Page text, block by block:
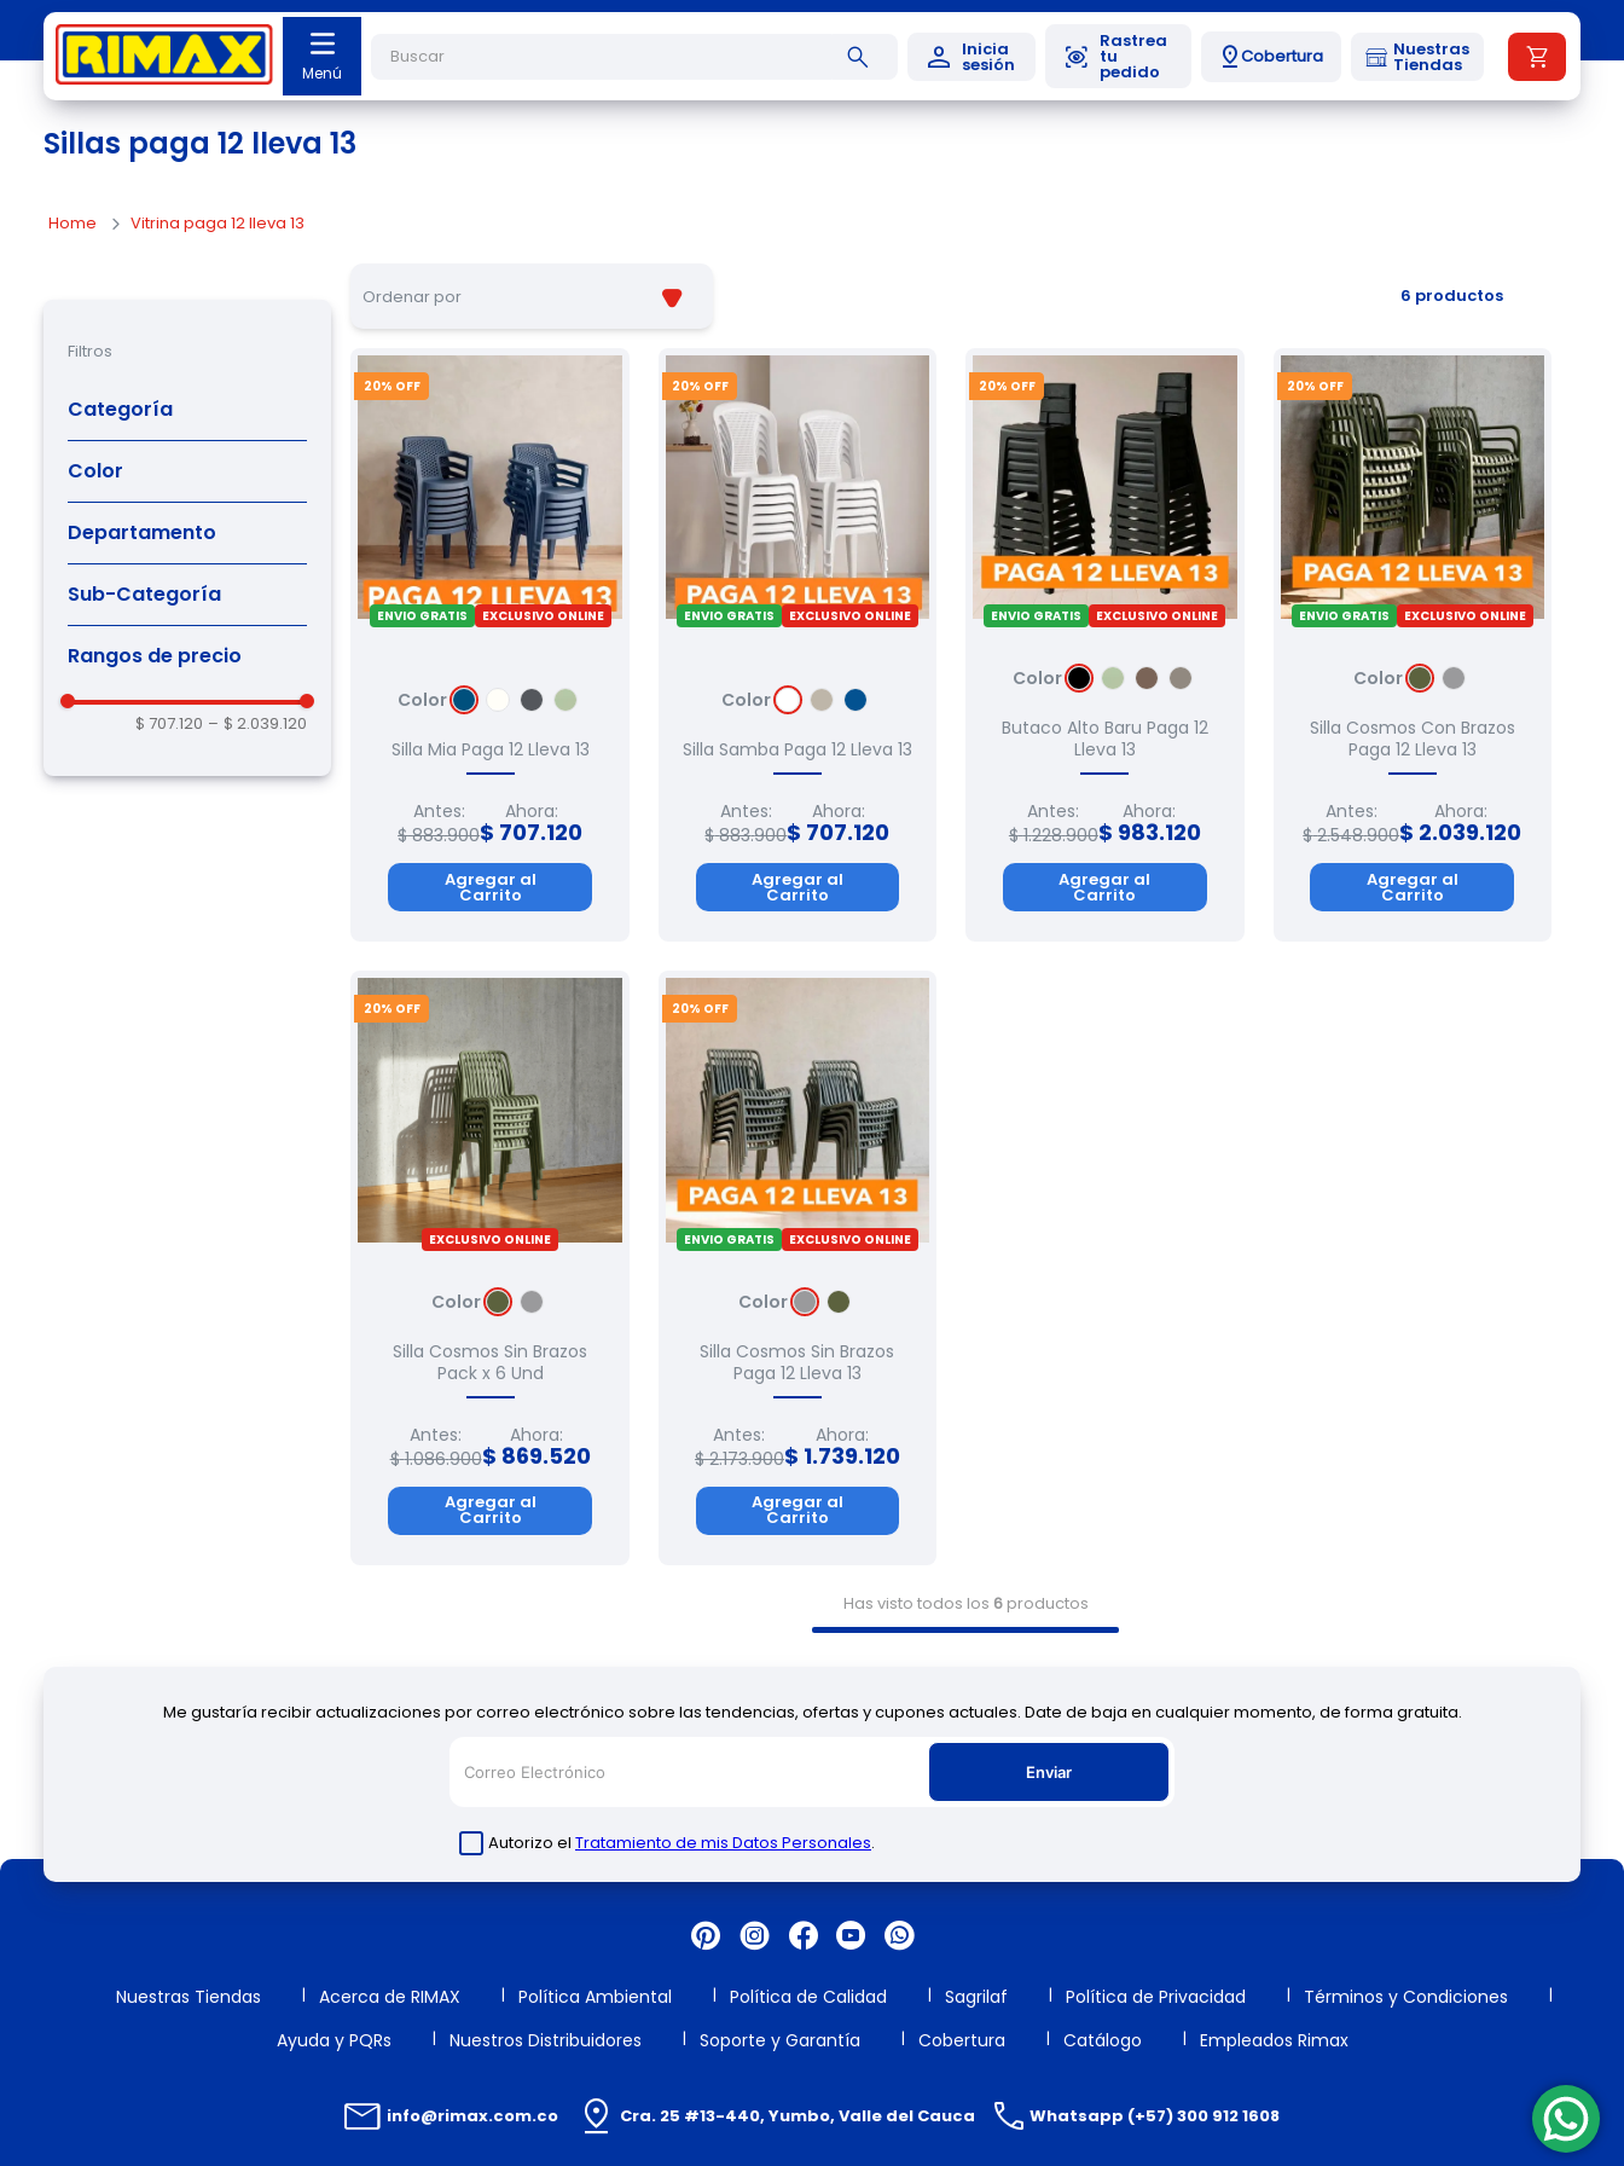
Cobertura Nuestras
Tiendas
Sillas paga 12 lleva 13
Vitrina paga 12 lleva 13
Filtros
Categoría
Butacos
Color
Azul Petróleo (1)
Blanco(1)
Gris
)
Mocca (4)
Negro(1)
Taupe (1)
Verde Selva
Grafito(1)
Blanco reciclado (1)
Departamento
Sub-Categoría
Rangos de precio
$ 707.120 – $ 2.039.120
Ordenar por 6 productos
20% OFF
ENVIO GRATIS EXCLUSIVO ONLINE
Color
Silla Mia Paga 12 Lleva 13
Antes:
$ 883.900
Ahora:
$ 707.120
Agregar al
Carrito
20% OFF
ENVIO GRATIS EXCLUSIVO ONLINE
Color
Silla Samba Paga 12 Lleva 13
Antes:
$ 883.900
Ahora:
$ 707.120
Agregar al
Carrito
20% OFF
ENVIO GRATIS EXCLUSIVO ONLINE
Color
Butaco Alto Baru Paga 12
Lleva 13
Antes:
$ 1.228.900
Ahora:
$ 983.120
Agregar al
Carrito
20% OFF
ENVIO GRATIS EXCLUSIVO ONLINE
Color
Silla Cosmos Con Brazos
Paga 12 Lleva 13
Antes:
$ 2.548.900
Ahora:
$ 2.039.120
Agregar al
Carrito
20% OFF
EXCLUSIVO ONLINE
Color
Silla Cosmos Sin Brazos
Pack x 6 Und
Antes:
$ 1.086.900
Ahora:
$ 869.520
Agregar al
Carrito
20% OFF
ENVIO GRATIS EXCLUSIVO ONLINE
Color
Silla Cosmos Sin Brazos
Paga 12 Lleva 13
Antes:
$ 2.173.900
Ahora:
$ 1.739.120
Agregar al
Carrito
Has visto todos los 6productos
Me gustaría recibir actualizaciones por correo electrónico sobre las tendencias, ofertas y cupones actuales. Date de baja en cualquier momento, de forma gratuita.
Enviar
Autorizo el Tratamiento de mis Datos Personales.
Nuestras Tiendas Acerca de RIMAX Política Ambiental Política de Calidad Sagrilaf Política de Privacidad
Términos y Condiciones
Ayuda y PQRs
Nuestros Distribuidores Soporte y Garantía Cobertura Catálogo Empleados Rimax
info@rimax.com.co Cra. 25 #13-440, Yumbo, Valle del Cauca Whatsapp (+57) 300 912 1608